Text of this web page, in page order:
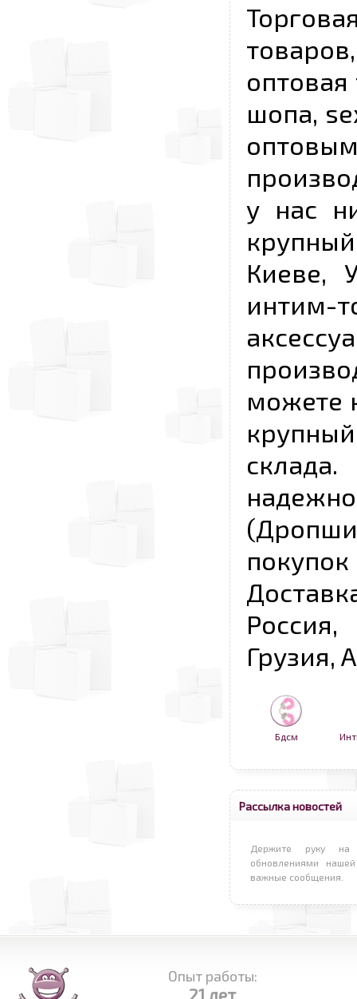
шопа,
у нас
Киеве,
можете
Грузия,
Бдсм
Рассылка новостей
Держите руку на
обновлениями
важные сообщения.
Опыт работы:
21 лет